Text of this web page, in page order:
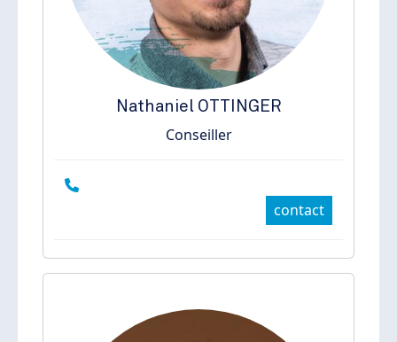
Nathaniel OTTINGER
Conseiller
contact